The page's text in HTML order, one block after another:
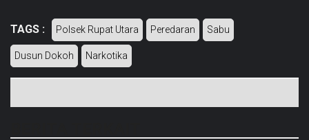
TAGS : Polsek Rupat Utara Peredaran Sabu
Dusun Dokoh Narkotika